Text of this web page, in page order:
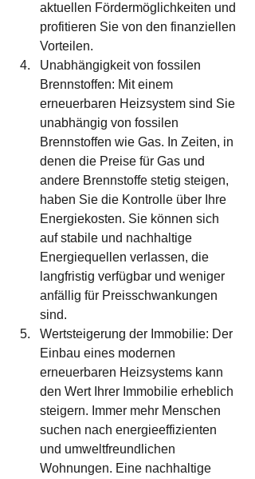
aktuellen Fördermöglichkeiten und
profitieren Sie von den finanziellen
Vorteilen.
Unabhängigkeit von fossilen
Brennstoffen: Mit einem
erneuerbaren Heizsystem sind Sie
unabhängig von fossilen
Brennstoffen wie Gas. In Zeiten, in
denen die Preise für Gas und
andere Brennstoffe stetig steigen,
haben Sie die Kontrolle über Ihre
Energiekosten. Sie können sich
auf stabile und nachhaltige
Energiequellen verlassen, die
langfristig verfügbar und weniger
anfällig für Preisschwankungen
sind.
Wertsteigerung der Immobilie: Der
Einbau eines modernen
erneuerbaren Heizsystems kann
den Wert Ihrer Immobilie erheblich
steigern. Immer mehr Menschen
suchen nach energieeffizienten
und umweltfreundlichen
Wohnungen. Eine nachhaltige